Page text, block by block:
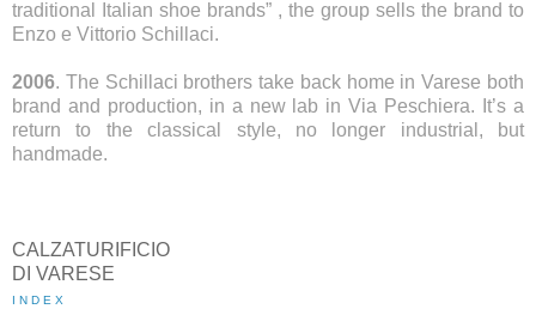
traditional Italian shoe brands” , the group sells the brand to
Enzo e Vittorio Schillaci.
2006. The Schillaci brothers take back home in Varese both
brand and production, in a new lab in Via Peschiera. It’s a
return to the classical style, no longer industrial, but
handmade.
CALZATURIFICIO
DI VARESE
I N D E X